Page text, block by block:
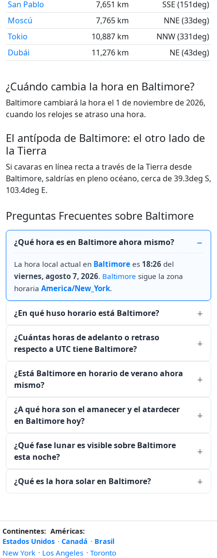
San Pablo 7,651 km
SSE (151deg)
Moscú
7,765 km
NNE (33deg)
Tokio
10,887 km
NNW (331deg)
Dubái
11,276 km NE (43deg)
¿Cuándo cambia la hora en Baltimore?
Baltimore cambiará la hora el 1 de noviembre de 2026,
cuando los relojes se atraso una hora.
El antípoda de Baltimore: el otro lado de
la Tierra
Si cavaras en línea recta a través de la Tierra desde
Baltimore, saldrías en pleno océano, cerca de 39.3deg S,
103.4deg E.
Preguntas Frecuentes sobre Baltimore
¿Qué hora es en Baltimore ahora mismo?
La hora local actual en Baltimore es 18:26 del
viernes, agosto 7, 2026. Baltimore sigue la zona
horaria America/New_York.
¿En qué huso horario está Baltimore?
¿Cuántas horas de adelanto o retraso
respecto a UTC tiene Baltimore?
¿Está Baltimore en horario de verano ahora
mismo?
¿A qué hora son el amanecer y el atardecer
en Baltimore hoy?
¿Qué fase lunar es visible sobre Baltimore
esta noche?
¿Qué es la hora solar en Baltimore?
Continentes: Américas:
Estados Unidos · Canadá · Brasil
New York · Los Angeles · Toronto